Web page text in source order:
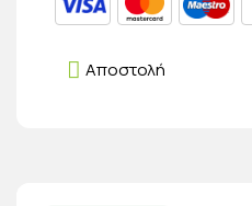
Αποστολή